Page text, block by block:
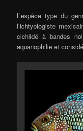
L’espèce type du
l’ichtyologiste
cichlidé à bandes
aquariophilie et